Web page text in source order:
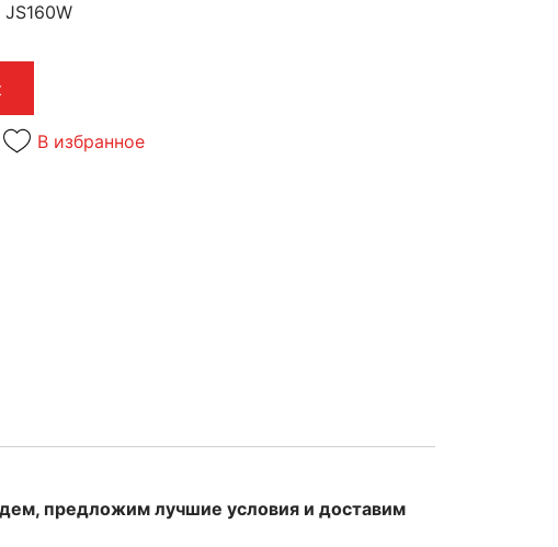
JS160W
В избранное
предложим лучшие условия и доставим